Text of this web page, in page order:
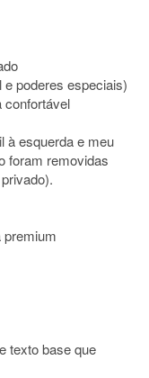
poderes especiais)
confortável
à esquerda e meu
foram removidas
premium
texto base que